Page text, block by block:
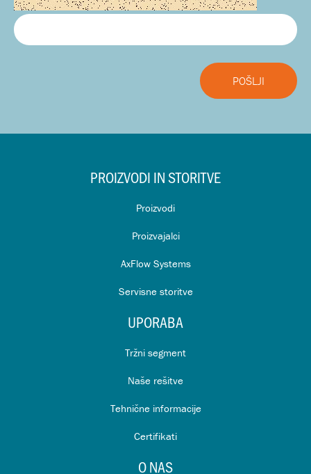
PROIZVODI IN STORITVE
Proizvodi
Proizvajalci
AxFlow Systems
Servisne storitve
UPORABA
Tržni segment
Naše rešitve
Tehnične informacije
Certifikati
O NAS